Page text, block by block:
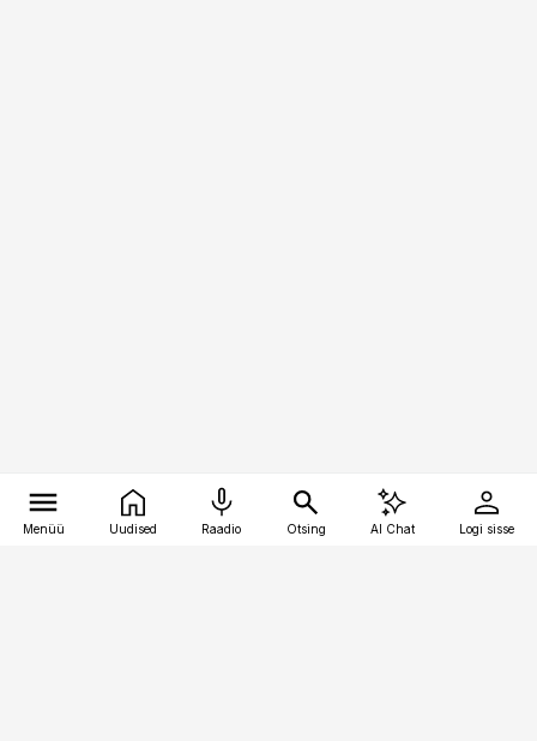
Menüü Uudised Raadio Otsing AI Chat Logi sisse